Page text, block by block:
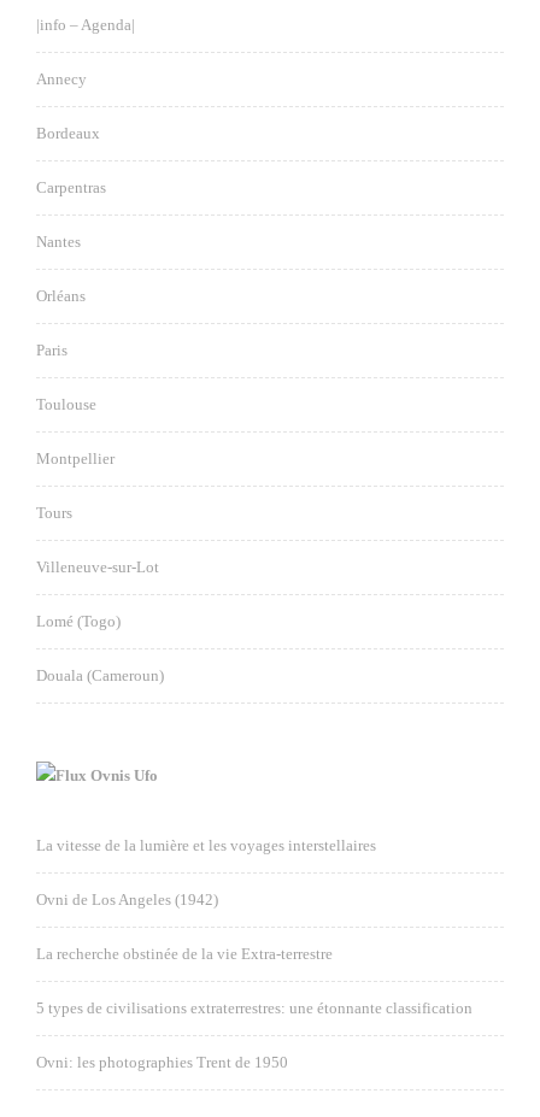
|info – Agenda|
Annecy
Bordeaux
Carpentras
Nantes
Orléans
Paris
Toulouse
Montpellier
Tours
Villeneuve-sur-Lot
Lomé (Togo)
Douala (Cameroun)
Ovnis Ufo
La vitesse de la lumière et les voyages interstellaires
Ovni de Los Angeles (1942)
La recherche obstinée de la vie Extra-terrestre
5 types de civilisations extraterrestres: une étonnante classification
Ovni: les photographies Trent de 1950